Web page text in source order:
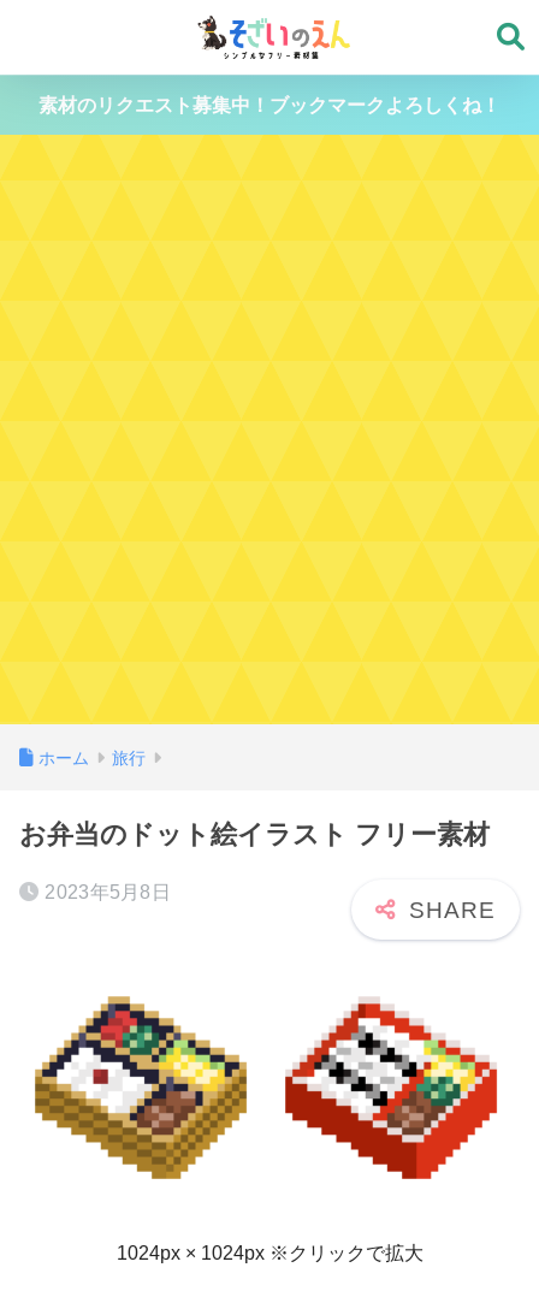
素材のリクエスト募集中！ブックマークよろしくね！
ホーム 旅行
お弁当のドット絵イラスト フリー素材
2023年5月8日
1024px × 1024px ※クリックで拡大